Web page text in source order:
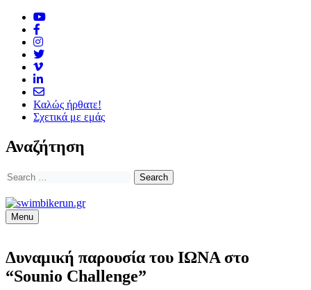
Skip
content
Καλώς ήρθατε!
Σχετικά με εμάς
Αναζήτηση
Search
Menu
Δυναμική παρουσία του ΙΩΝΑ στο
“Sounio Challenge”